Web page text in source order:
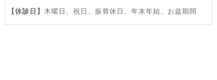
【休診日】 木曜日、祝日、振替休日、年末年始、お盆期間